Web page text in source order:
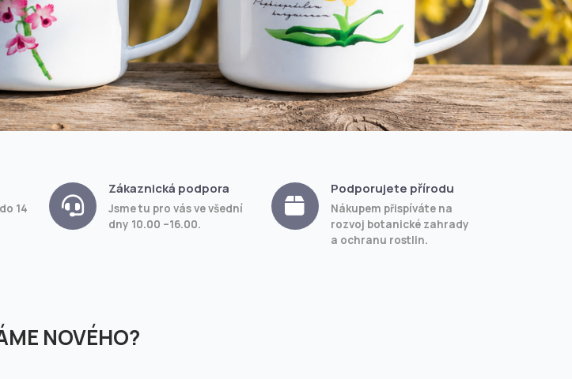
14
Zákaznická podpora
Jsme tu pro vás ve všední
dny 10.00 –16.00.
Podporujete přírodu
Nákupem přispíváte na
rozvoj botanické zahrady
a ochranu rostlin.
NOVÉHO?